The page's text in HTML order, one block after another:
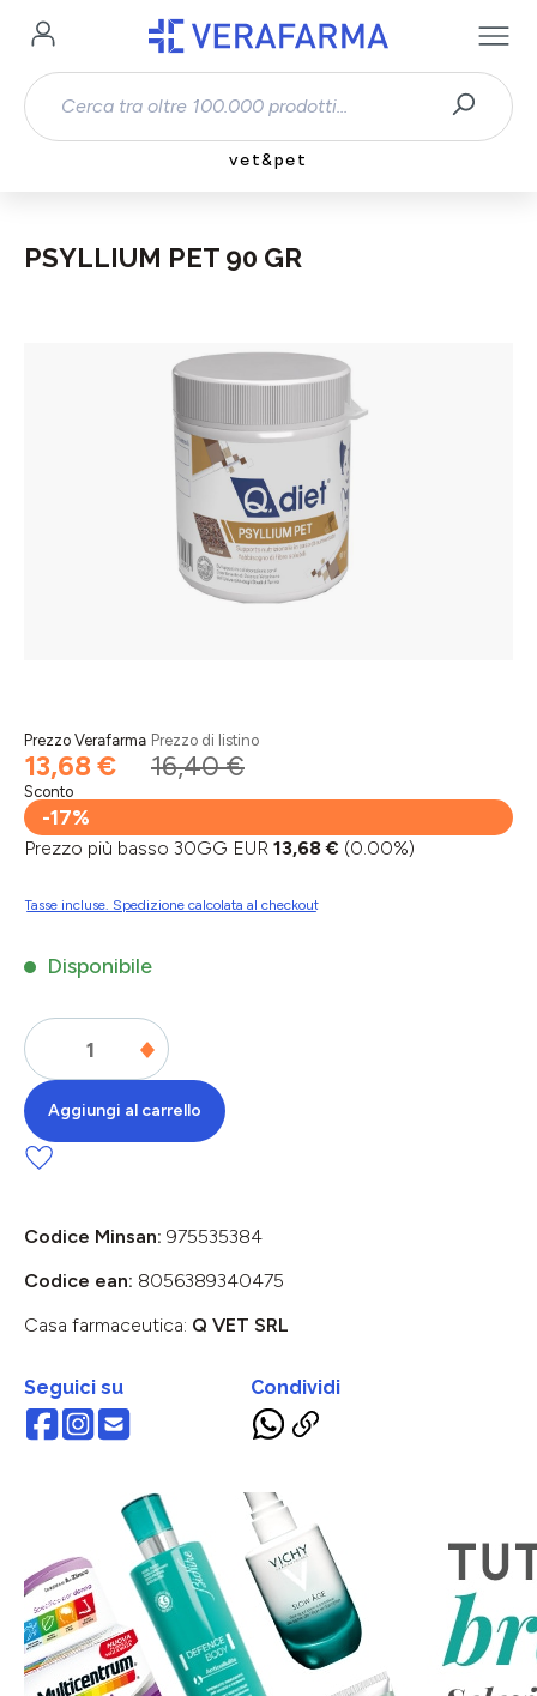
Passa al contenuto principale
vet&pet
PSYLLIUM PET 90 GR
Salta la galleria di immagini
Prezzo Verafarma
13,68 €
Prezzo di listino
16,40 €
Sconto
-17%
Prezzo più basso 30GG EUR 13,68 € (0.00%)
Tasse incluse. Spedizione calcolata al checkout
Disponibile
Aggiungi al carrello
Codice Minsan: 975535384
Codice ean: 8056389340475
Casa farmaceutica: Q VET SRL
Seguici su Condividi